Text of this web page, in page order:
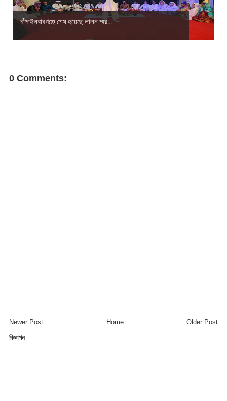
চাঁপাইনবাবগঞ্জে শেষ হয়েছে লালন স্মর...
0 Comments:
Newer Post Older Post
Home
বিজ্ঞাপন